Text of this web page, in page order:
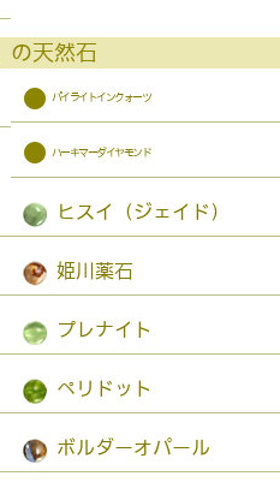
の天然石
● パイライトインクォーツ
● ハーキマーダイヤモンド
ヒスイ（ジェイド）
姫川薬石
プレナイト
ペリドット
ボルダーオパール